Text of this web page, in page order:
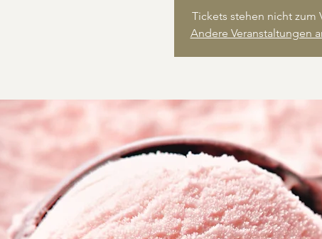
Tickets stehen nicht zum
Andere Veranstaltungen